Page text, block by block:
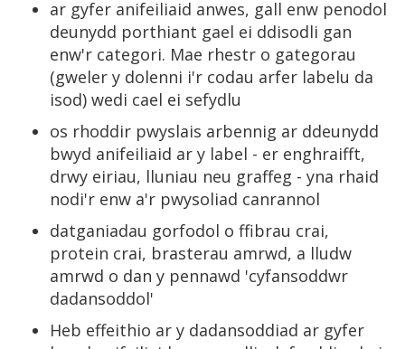
ar gyfer anifeiliaid anwes, gall enw penodol
deunydd porthiant gael ei ddisodli gan
enw'r categori. Mae rhestr o gategorau
(gweler y dolenni i'r codau arfer labelu da
isod) wedi cael ei sefydlu
os rhoddir pwyslais arbennig ar ddeunydd
bwyd anifeiliaid ar y label - er enghraifft,
drwy eiriau, lluniau neu graffeg - yna rhaid
nodi'r enw a'r pwysoliad canrannol
datganiadau gorfodol o ffibrau crai,
protein crai, brasterau amrwd, a lludw
amrwd o dan y pennawd 'cyfansoddwr
dadansoddol'
Heb effeithio ar y dadansoddiad ar gyfer